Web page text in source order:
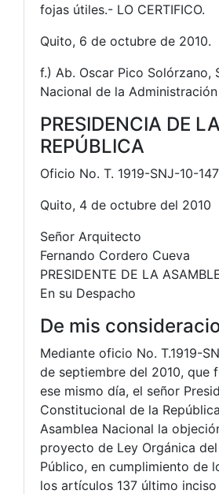
fojas útiles.- LO CERTIFICO.
Quito, 6 de octubre de 2010.
f.) Ab. Oscar Pico Solórzano,
Nacional de la
PRESIDENCIA DE LA
REPÚBLICA
Oficio No. T. 1919-SNJ-10-
Quito, 4 de octubre del 2010
Señor Arquitecto
Fernando Cordero Cueva
PRESIDENTE DE LA
En su Despacho
De mis
Mediante oficio No. T.1919-
de septiembre del 2010, que
ese mismo día, el señor
Constitucional de la
Asamblea Nacional la
proyecto de Ley Orgánica
Público, en cumplimiento de
los artículos 137 último